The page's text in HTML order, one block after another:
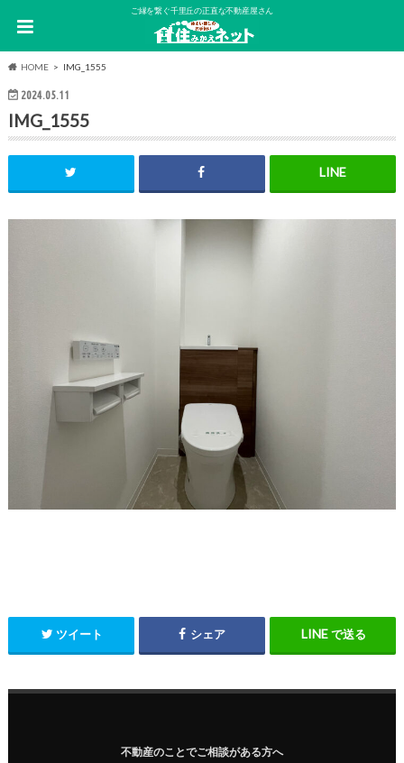
ご縁を繋ぐ千里丘の正直な不動産屋さん
HOME IMG_1555
2024.05.11
IMG_1555
ツイート シェア で送る
不動産のことでご相談がある方へ